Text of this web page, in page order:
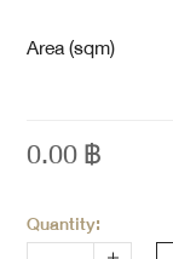
Area (sqm)
0.00฿
Quantity: